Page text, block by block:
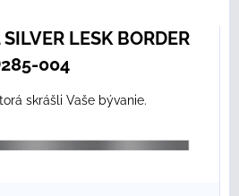
LESK BORDER
004
skrášli Vaše bývanie.